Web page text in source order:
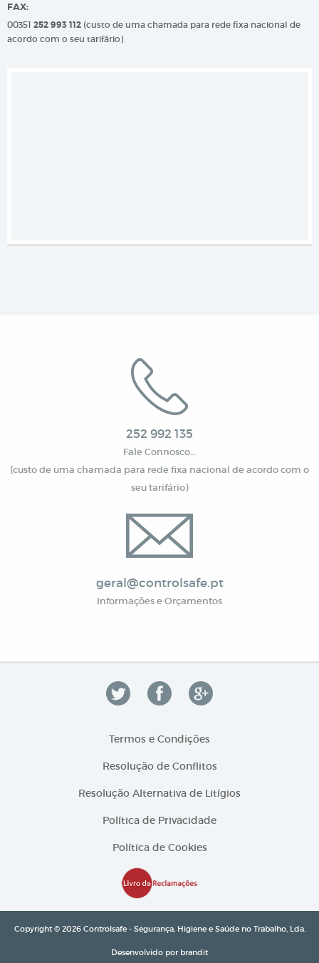
FAX:
00351 252 993 112 (custo de uma chamada para rede fixa nacional de
acordo com o seu tarifário)
252 992 135
Fale Connosco…
(custo de uma chamada para rede fixa nacional de acordo com o
seu tarifário)
geral@controlsafe.pt
Informações e Orçamentos
Termos e Condições
Resolução de Conflitos
Resolução Alternativa de Litígios
Política de Privacidade
Política de Cookies
Copyright © 2026 Controlsafe - Segurança, Higiene e Saúde no Trabalho, Lda.
Desenvolvido por brandit